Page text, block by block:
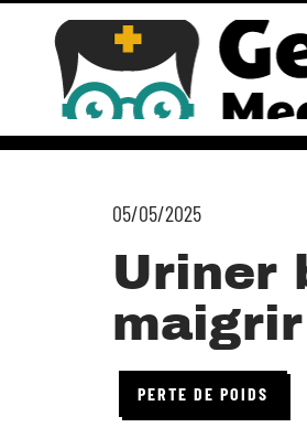
05/05/2025
Uriner
PERTE DE POIDS